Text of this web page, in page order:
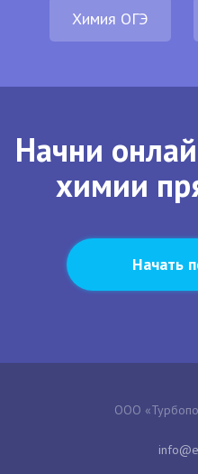
Химия ОГЭ
Начни
химии
Начать
ООО